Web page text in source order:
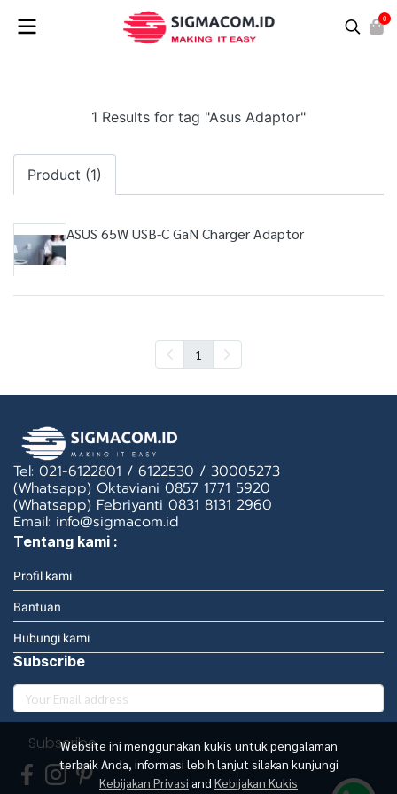
0
1 Results for tag "Asus Adaptor"
Product (1)
ASUS 65W USB-C GaN Charger Adaptor
1
Website ini menggunakan kukis untuk pengalaman
terbaik Anda, informasi lebih lanjut silakan kunjungi
Kebijakan Privasi and Kebijakan Kukis
Tel: 021-6122801 / 6122530 / 30005273
(Whatsapp) Oktaviani 0857 1771 5920
(Whatsapp) Febriyanti 0831 8131 2960
Email: info@sigmacom.id
Tentang kami :
Profil kami
Bantuan
Hubungi kami
Subscribe
Subscribe